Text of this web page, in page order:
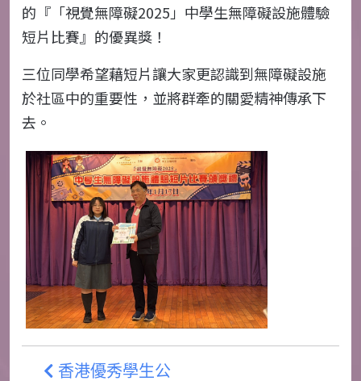
的『「視覺無障礙2025 」中學生無障礙設施體驗
短片比賽』的優異獎！
三位同學希望藉短片讓大家更認識到無障礙設施
於社區中的重要性，並將群牽的關愛精神傳承下
去。
香港優秀學生公